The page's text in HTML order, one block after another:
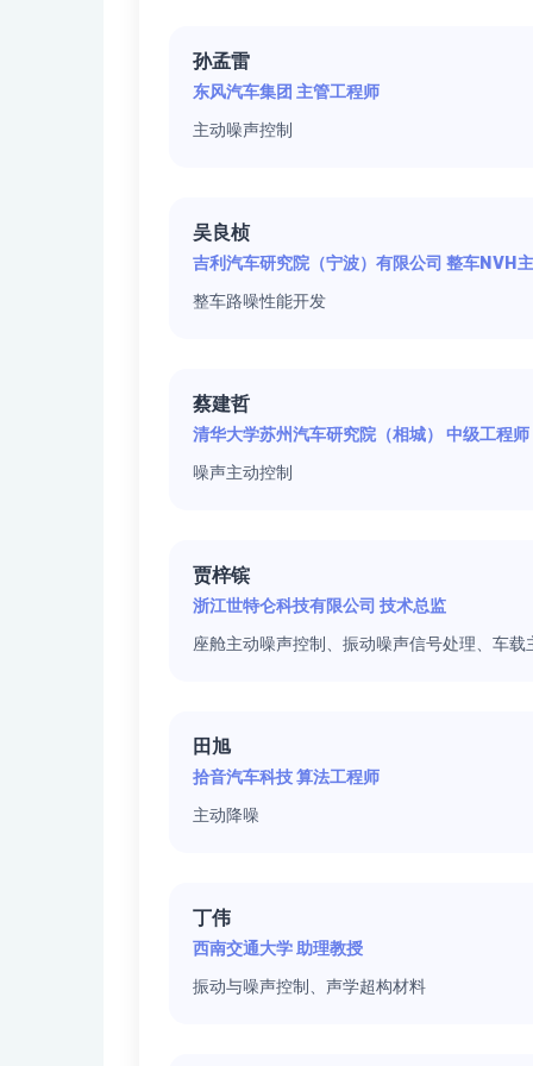
孙孟雷
东风汽车集团 主管工程师
主动噪声控制
吴良桢
吉利汽车研究院（宁波）有限公司 整车NVH
整车路噪性能开发
蔡建哲
清华大学苏州汽车研究院（相城） 中级工程师
噪声主动控制
贾梓镔
浙江世特仑科技有限公司 技术总监
座舱主动噪声控制、振动噪声信号处理、车载
田旭
拾音汽车科技 算法工程师
主动降噪
丁伟
西南交通大学 助理教授
振动与噪声控制、声学超构材料